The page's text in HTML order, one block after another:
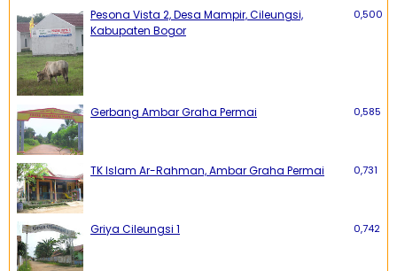
Pesona Vista 2, Desa Mampir, Cileungsi,
Kabupaten Bogor
0,500
Gerbang Ambar Graha Permai 0,585
TK Islam Ar-Rahman, Ambar Graha Permai 0,731
Griya Cileungsi 1 0,742